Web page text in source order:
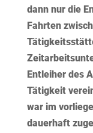
dann nur die
Fahrten
Entleiher des
Tätigkeit
war im
dauerhaft